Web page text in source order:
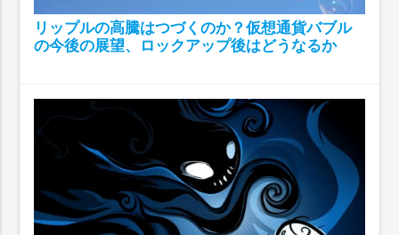
リップルの高騰はつづくのか？仮想通貨バブル
の今後の展望、ロックアップ後はどうなるか